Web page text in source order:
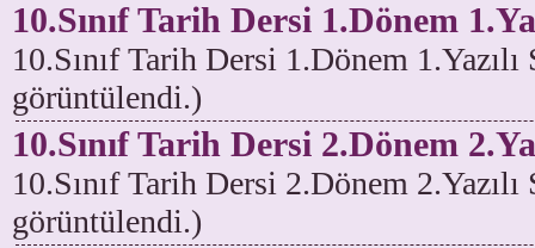
10.Sınıf Tarih Dersi 1.Dönem
10.Sınıf Tarih Dersi 1.Dönem
görüntülendi.)
10.Sınıf Tarih Dersi 2.Dönem
10.Sınıf Tarih Dersi 2.Dönem
görüntülendi.)